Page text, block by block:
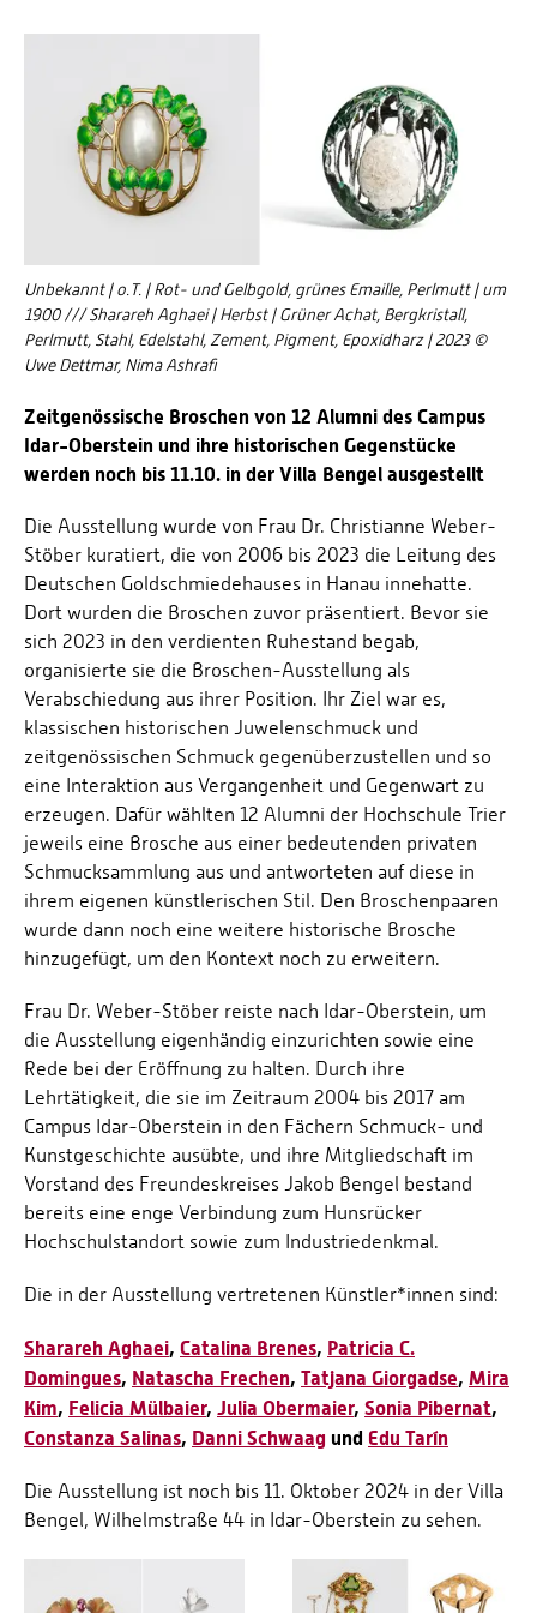
Unbekannt | o.T. | Rot- und Gelbgold, grünes Emaille, Perlmutt | um
1900 /// Sharareh Aghaei | Herbst | Grüner Achat, Bergkristall,
Perlmutt, Stahl, Edelstahl, Zement, Pigment, Epoxidharz | 2023 ©
Uwe Dettmar, Nima Ashrafi
Zeitgenössische Broschen von 12 Alumni des Campus
Idar-Oberstein und ihre historischen Gegenstücke
werden noch bis 11.10. in der Villa Bengel ausgestellt
Die Ausstellung wurde von Frau Dr. Christianne Weber-
Stöber kuratiert, die von 2006 bis 2023 die Leitung des
Deutschen Goldschmiedehauses in Hanau innehatte.
Dort wurden die Broschen zuvor präsentiert. Bevor sie
sich 2023 in den verdienten Ruhestand begab,
organisierte sie die Broschen-Ausstellung als
Verabschiedung aus ihrer Position. Ihr Ziel war es,
klassischen historischen Juwelenschmuck und
zeitgenössischen Schmuck gegenüberzustellen und so
eine Interaktion aus Vergangenheit und Gegenwart zu
erzeugen. Dafür wählten 12 Alumni der Hochschule Trier
jeweils eine Brosche aus einer bedeutenden privaten
Schmucksammlung aus und antworteten auf diese in
ihrem eigenen künstlerischen Stil. Den Broschenpaaren
wurde dann noch eine weitere historische Brosche
hinzugefügt, um den Kontext noch zu erweitern.
Frau Dr. Weber-Stöber reiste nach Idar-Oberstein, um
die Ausstellung eigenhändig einzurichten sowie eine
Rede bei der Eröffnung zu halten. Durch ihre
Lehrtätigkeit, die sie im Zeitraum 2004 bis 2017 am
Campus Idar-Oberstein in den Fächern Schmuck- und
Kunstgeschichte ausübte, und ihre Mitgliedschaft im
Vorstand des Freundeskreises Jakob Bengel bestand
bereits eine enge Verbindung zum Hunsrücker
Hochschulstandort sowie zum Industriedenkmal.
Die in der Ausstellung vertretenen Künstler*innen sind:
Sharareh Aghaei, Catalina Brenes, Patricia C.
Domingues, Natascha Frechen, Tatjana Giorgadse, Mira
Kim, Felicia Mülbaier, Julia Obermaier, Sonia Pibernat,
Constanza Salinas, Danni Schwaag und Edu Tarín
Die Ausstellung ist noch bis 11. Oktober 2024 in der Villa
Bengel, Wilhelmstraße 44 in Idar-Oberstein zu sehen.